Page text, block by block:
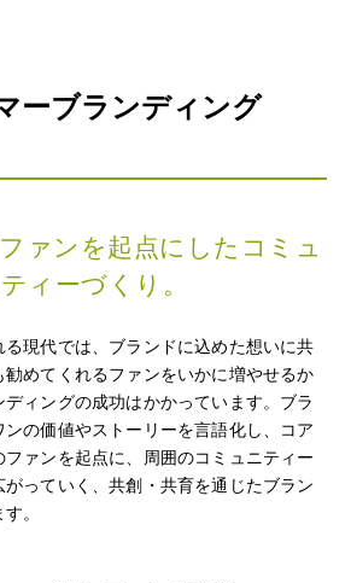
ーブランディング
ァンを起点にしたコミュ
ィーづくり。
現代では、ブランドに込めた想いに共
めてくれるファンをいかに増やせるか
ィングの成功はかかっています。ブラ
の価値やストーリーを言語化し、コア
ァンを起点に、周囲のコミュニティー
っていく、共創・共育を通じたブラン
。